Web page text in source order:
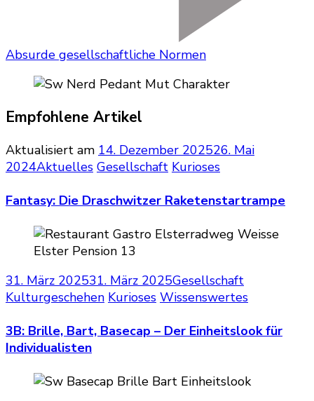
Absurde gesellschaftliche Normen
Empfohlene Artikel
Aktualisiert am 14. Dezember 202526. Mai
2024Aktuelles Gesellschaft Kurioses
Fantasy: Die Draschwitzer Raketenstartrampe
31. März 202531. März 2025Gesellschaft
Kulturgeschehen Kurioses Wissenswertes
3B: Brille, Bart, Basecap – Der Einheitslook für
Individualisten